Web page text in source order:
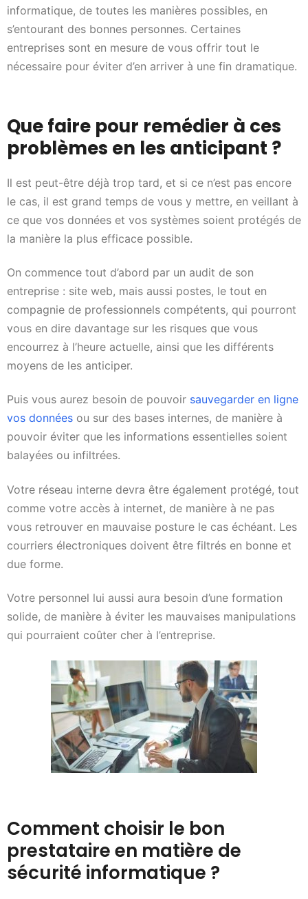
informatique, de toutes les manières possibles, en
s’entourant des bonnes personnes. Certaines
entreprises sont en mesure de vous offrir tout le
nécessaire pour éviter d’en arriver à une fin dramatique.
Que faire pour remédier à ces
problèmes en les anticipant ?
Il est peut-être déjà trop tard, et si ce n’est pas encore
le cas, il est grand temps de vous y mettre, en veillant à
ce que vos données et vos systèmes soient protégés de
la manière la plus efficace possible.
On commence tout d’abord par un audit de son
entreprise : site web, mais aussi postes, le tout en
compagnie de professionnels compétents, qui pourront
vous en dire davantage sur les risques que vous
encourrez à l’heure actuelle, ainsi que les différents
moyens de les anticiper.
Puis vous aurez besoin de pouvoir sauvegarder en ligne
vos données ou sur des bases internes, de manière à
pouvoir éviter que les informations essentielles soient
balayées ou infiltrées.
Votre réseau interne devra être également protégé, tout
comme votre accès à internet, de manière à ne pas
vous retrouver en mauvaise posture le cas échéant. Les
courriers électroniques doivent être filtrés en bonne et
due forme.
Votre personnel lui aussi aura besoin d’une formation
solide, de manière à éviter les mauvaises manipulations
qui pourraient coûter cher à l’entreprise.
Comment choisir le bon
prestataire en matière de
sécurité informatique ?